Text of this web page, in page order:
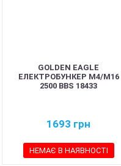
GOLDEN EAGLE
ЕЛЕКТРОБУНКЕР M4/M16
2500 BBS 18433
1693 грн
НЕМАЄ В НАЯВНОСТІ